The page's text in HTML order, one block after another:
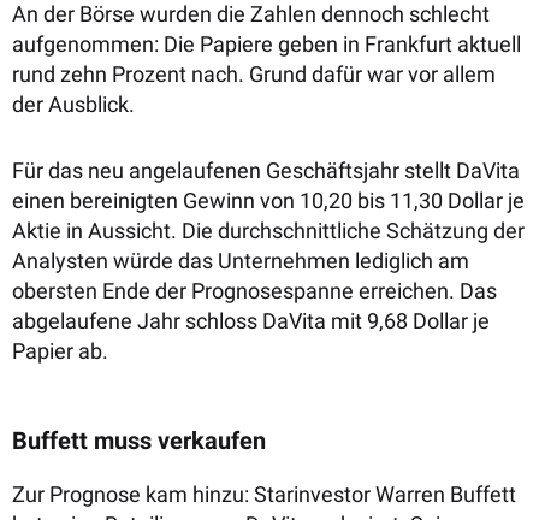
An der Börse wurden die Zahlen dennoch schlecht
aufgenommen: Die Papiere geben in Frankfurt aktuell
rund zehn Prozent nach. Grund dafür war vor allem
der Ausblick.
Für das neu angelaufenen Geschäftsjahr stellt DaVita
einen bereinigten Gewinn von 10,20 bis 11,30 Dollar je
Aktie in Aussicht. Die durchschnittliche Schätzung der
Analysten würde das Unternehmen lediglich am
obersten Ende der Prognosespanne erreichen. Das
abgelaufene Jahr schloss DaVita mit 9,68 Dollar je
Papier ab.
Buffett muss verkaufen
Zur Prognose kam hinzu: Starinvestor Warren Buffett